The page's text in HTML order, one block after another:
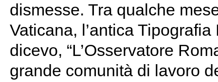
dismesse. Tra qualche
Vaticana, l’antica
dicevo, “L’Osservatore
grande comunità di lavoro